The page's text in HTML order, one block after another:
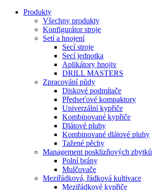
Produkty
Všechny produkty
Konfigurátor stroje
Setí a hnojení
Secí stroje
Secí jednotka
Aplikátory hnojiv
DRILL MASTERS
Zpracování půdy
Diskové podmítače
Předseťové kompaktory
Univerzální kypřiče
Kombinované kypřiče
Dlátové pluhy
Kombinované dlátové pluhy
Tažené pěchy
Management posklizňových zbytků
Polní brány
Mulčovače
Meziřádková, řádková kultivace
Meziřádkové kypřiče